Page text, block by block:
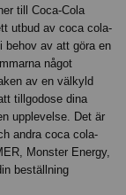
till Coca-Cola
utbud av coca cola-
behov av att göra en
något
av en välkyld
tillgodose dina
upplevelse. Det är
andra coca cola-
Monster Energy,
beställning